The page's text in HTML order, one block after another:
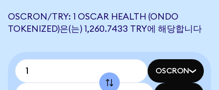
OSCRON/TRY: 1 OSCAR HEALTH (ONDO
TOKENIZED)은(는) 1,260.7433 TRY에 해당합니다
OSCRON